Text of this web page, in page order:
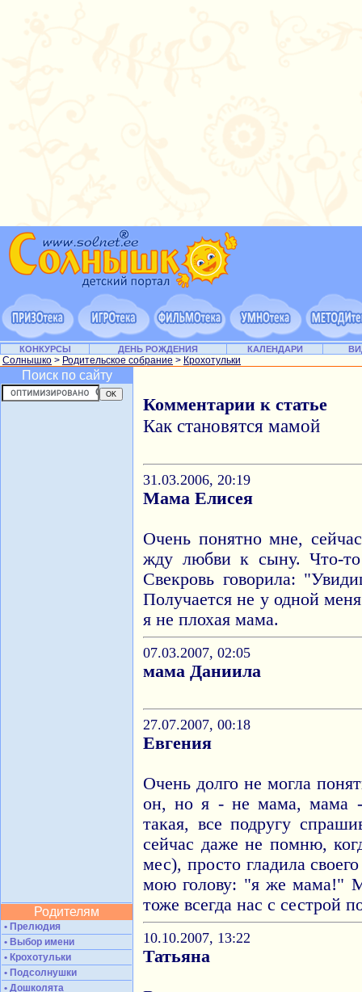
КОНКУРСЫ ДЕНЬ РОЖДЕНИЯ КАЛЕНДАРИ
Солнышко > Родительское собрание > Крохотульки
Поиск по сайту
Родителям
• Прелюдия
• Выбор имени
• Крохотульки
• Подсолнушки
• Дошколята
Комментарии к статье
Как становятся мамой
31.03.2006, 20:19
Мама Елисея
Очень понятно мне,
жду любви к сыну. Что-то
Свекровь говорила:
Получается не у одной
я не плохая мама.
07.03.2007, 02:05
мама Даниила
27.07.2007, 00:18
Евгения
Очень долго не могла
он, но я - не мама, мама -
такая, все подругу
сейчас даже не помню,
мес), просто гладила
мою голову: "я же мама!"
тоже всегда нас с сестрой
10.10.2007, 13:22
Татьяна